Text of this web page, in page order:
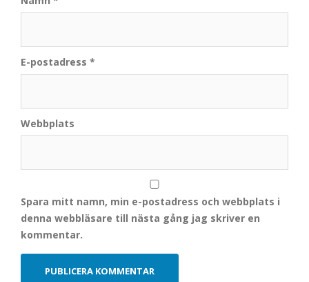
E-postadress *
Webbplats
Spara mitt namn, min e-postadress och webbplats i
denna webbläsare till nästa gång jag skriver en
kommentar.